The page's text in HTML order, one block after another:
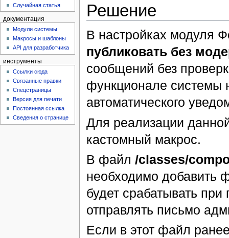
Решение
В настройках модуля
публиковать без
сообщений без
функционале системы
автоматического
Для реализации
кастомный макрос.
В файл /classes/
необходимо добавить
будет срабатывать
отправлять письмо
Если в этот файл
Случайная статья
документация
Модули системы
Макросы и шаблоны
API для разработчика
инструменты
Ссылки сюда
Связанные правки
Спецстраницы
Версия для печати
Постоянная ссылка
Сведения о странице